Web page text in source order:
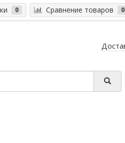
0 Сравнение товаров 0